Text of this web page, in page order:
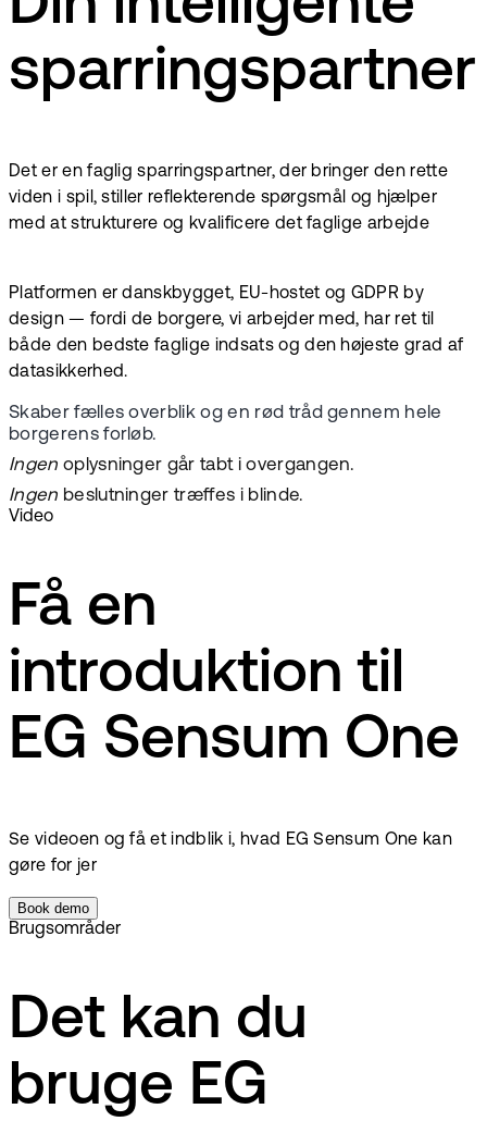
sparringspartner
Det er en faglig sparringspartner, der bringer den rette
viden i spil, stiller reflekterende spørgsmål og hjælper
med at strukturere og kvalificere det faglige arbejde
Platformen er danskbygget, EU-hostet og GDPR by
design — fordi de borgere, vi arbejder med, har ret til
både den bedste faglige indsats og den højeste grad af
datasikkerhed.
Skaber fælles overblik og en rød tråd gennem hele
borgerens forløb.
Ingen oplysninger går tabt i overgangen.
Ingen beslutninger træffes i blinde.
Video
Få en
introduktion til
EG Sensum One
Se videoen og få et indblik i, hvad EG Sensum One kan
gøre for jer
Book demo
Brugsområder
Det kan du
bruge EG